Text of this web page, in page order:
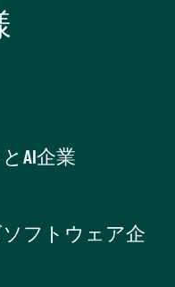
AI企業
フトウェア企